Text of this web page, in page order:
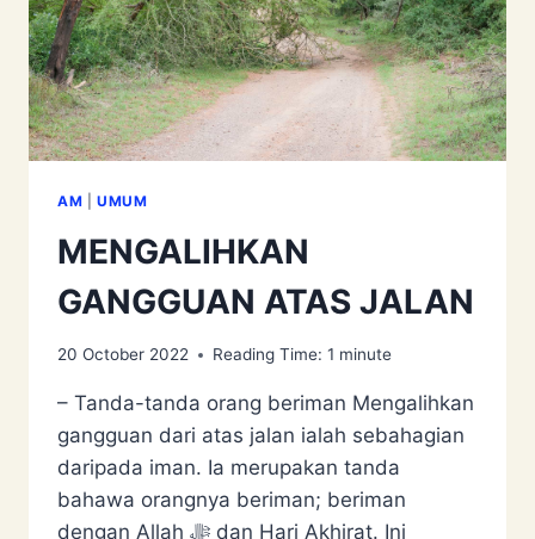
AM UMUM
MENGALIHKAN
GANGGUAN ATAS JALAN
20 October 2022 Reading Time: 1 minute
– Tanda-tanda orang beriman Mengalihkan
gangguan dari atas jalan ialah sebahagian
daripada iman. Ia merupakan tanda
bahawa orangnya beriman; beriman
dengan Allah ﷻ dan Hari Akhirat. Ini